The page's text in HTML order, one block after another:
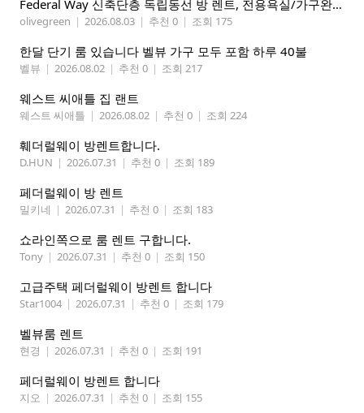
Federal Way 신축단층 독립동선 방 렌트, 전용욕실/가구완비 (여자분)
olivegreen | 2026.08.03 | 추천 0 | 조회 175
한달 단기 룸 있습니다 벨뷰 가구 모두 포함 하루 40불
벨뷰 | 2026.08.02 | 추천 0 | 조회 217
웨스트 씨애틀 집 랜트
웨스트 씨애틀 | 2026.08.02 | 추천 0 | 조회 224
훼더럴웨이 방렌트합니다.
D.HUN | 2026.07.31 | 추천 0 | 조회 189
페더럴웨이 방 렌트
밀키네 | 2026.07.31 | 추천 0 | 조회 183
쇼라인쪽으로 룸 렌트 구합니다.
Tony | 2026.07.31 | 추천 0 | 조회 150
고급주택 페더럴웨이 방렌트 합니다
Star1004 | 2026.07.31 | 추천 0 | 조회 179
벨뷰룸 렌트
현경 | 2026.07.31 | 추천 0 | 조회 191
페더럴웨이 방렌트 합니다
지오 | 2026.07.31 | 추천 0 | 조회 155